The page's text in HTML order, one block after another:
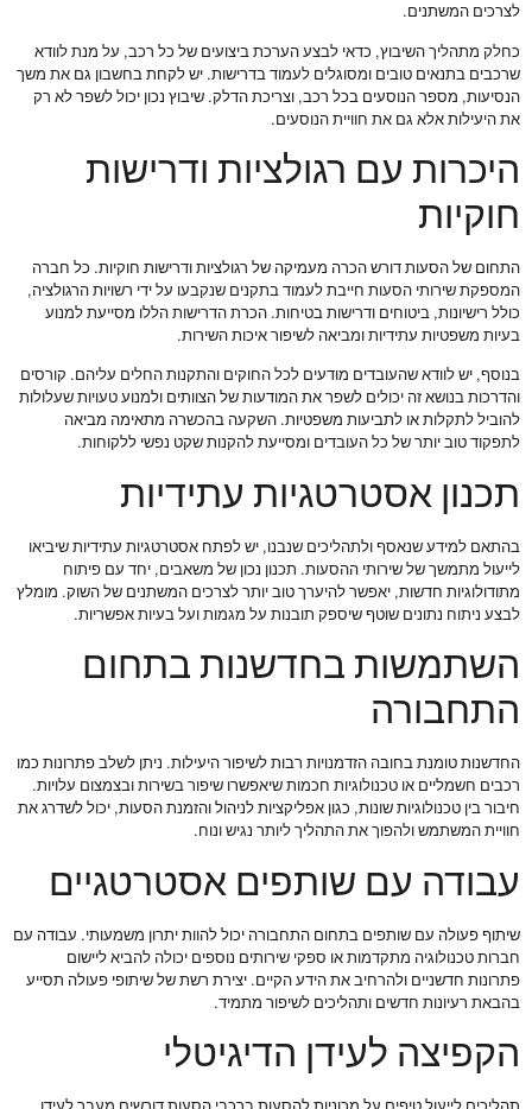
לצרכים המשתנים.
כחלק מתהליך השיבוץ, כדאי לבצע הערכת ביצועים של כל רכב, על מנת לוודא
שרכבים בתנאים טובים ומסוגלים לעמוד בדרישות. יש לקחת בחשבון גם את משך
הנסיעות, מספר הנוסעים בכל רכב, וצריכת הדלק. שיבוץ נכון יכול לשפר לא רק
את היעילות אלא גם את חוויית הנוסעים.
היכרות עם רגולציות ודרישות
חוקיות
התחום של הסעות דורש הכרה מעמיקה של רגולציות ודרישות חוקיות. כל חברה
המספקת שירותי הסעות חייבת לעמוד בתקנים שנקבעו על ידי רשויות הרגולציה,
כולל רישיונות, ביטוחים ודרישות בטיחות. הכרת הדרישות הללו מסייעת למנוע
בעיות משפטיות עתידיות ומביאה לשיפור איכות השירות.
בנוסף, יש לוודא שהעובדים מודעים לכל החוקים והתקנות החלים עליהם. קורסים
והדרכות בנושא זה יכולים לשפר את המודעות של הצוותים ולמנוע טעויות שעלולות
להוביל לתקלות או לתביעות משפטיות. השקעה בהכשרה מתאימה מביאה
לתפקוד טוב יותר של כל העובדים ומסייעת להקנות שקט נפשי ללקוחות.
תכנון אסטרטגיות עתידיות
בהתאם למידע שנאסף ולתהליכים שנבנו, יש לפתח אסטרטגיות עתידיות שיביאו
לייעול מתמשך של שירותי ההסעות. תכנון נכון של משאבים, יחד עם פיתוח
מתודולוגיות חדשות, יאפשר להיערך טוב יותר לצרכים המשתנים של השוק. מומלץ
לבצע ניתוח נתונים שוטף שיספק תובנות על מגמות ועל בעיות אפשריות.
השתמשות בחדשנות בתחום
התחבורה
החדשנות טומנת בחובה הזדמנויות רבות לשיפור היעילות. ניתן לשלב פתרונות כמו
רכבים חשמליים או טכנולוגיות חכמות שיאפשרו שיפור בשירות ובצמצום עלויות.
חיבור בין טכנולוגיות שונות, כגון אפליקציות לניהול והזמנת הסעות, יכול לשדרג את
חוויית המשתמש ולהפוך את התהליך ליותר נגיש ונוח.
עבודה עם שותפים אסטרטגיים
שיתוף פעולה עם שותפים בתחום התחבורה יכול להוות יתרון משמעותי. עבודה עם
חברות טכנולוגיה מתקדמות או ספקי שירותים נוספים יכולה להביא ליישום
פתרונות חדשניים ולהרחיב את הידע הקיים. יצירת רשת של שיתופי פעולה תסייע
בהבאת רעיונות חדשים ותהליכים לשיפור מתמיד.
הקפיצה לעידן הדיגיטלי